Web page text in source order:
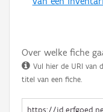
Over welke fiche
Vul hier de URI van
titel van een fiche.